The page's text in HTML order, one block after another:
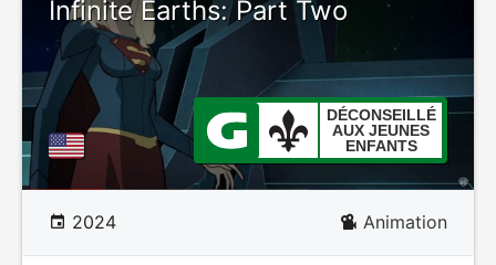
Infinite Earths: Part Two
DÉCONSEILLÉ
AUX JEUNES
ENFANTS
2024 Animation